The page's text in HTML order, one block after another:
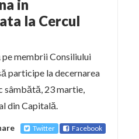
in
la Cercul
membrii Consiliului
participe la decernarea
sâmbătă, 23 martie,
din Capitală.
Twitter Facebook